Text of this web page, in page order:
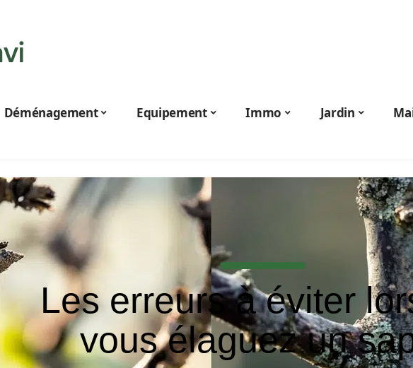
Déménagement Equipement Immo Jardin
Les erreurs à éviter
vous élaguez un